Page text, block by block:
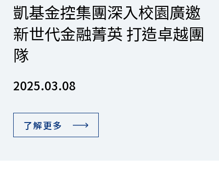
凱基金控集團深入校園廣邀
新世代金融菁英 打造卓越團
隊
2025.03.08
了解更多